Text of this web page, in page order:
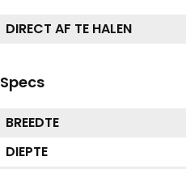
DIRECT AF TE HALEN
Specs
BREEDTE
DIEPTE